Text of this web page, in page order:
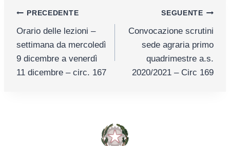
Navigazione
articoli
PRECEDENTE
Orario delle lezioni –
settimana da mercoledì
9 dicembre a venerdì
11 dicembre – circ. 167
SEGUENTE
Convocazione scrutini
sede agraria primo
quadrimestre a.s.
2020/2021 – Circ 169